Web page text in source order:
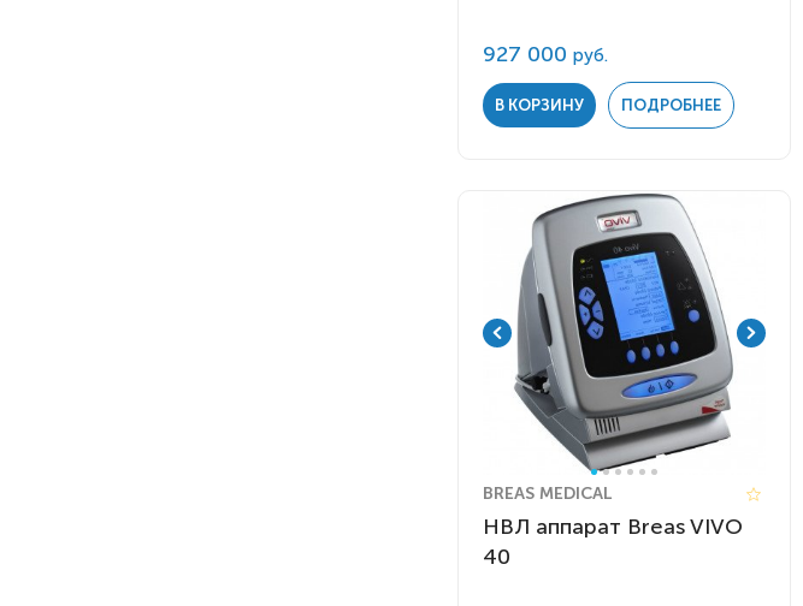
927 000 руб.
В КОРЗИНУ ПОДРОБНЕЕ
BREAS MEDICAL
НВЛ аппарат Breas VIVO
40